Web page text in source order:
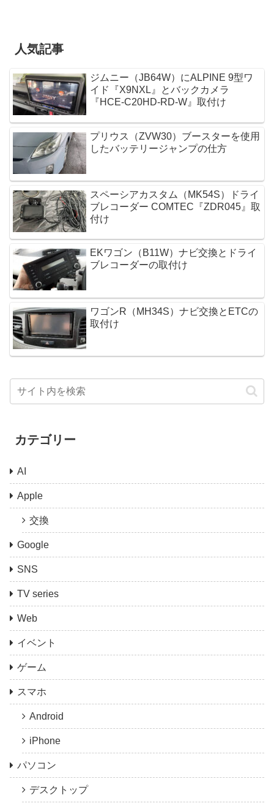
人気記事
ジムニー（JB64W）にALPINE 9型ワ
イド『X9NXL』とバックカメラ
『HCE-C20HD-RD-W』取付け
プリウス（ZVW30）ブースターを使用
したバッテリージャンプの仕方
スペーシアカスタム（MK54S）ドライ
ブレコーダー COMTEC『ZDR045』取
付け
EKワゴン（B11W）ナビ交換とドライ
ブレコーダーの取付け
ワゴンR（MH34S）ナビ交換とETCの
取付け
カテゴリー
AI
Apple
交換
Google
SNS
TV series
Web
イベント
ゲーム
スマホ
Android
iPhone
パソコン
デスクトップ